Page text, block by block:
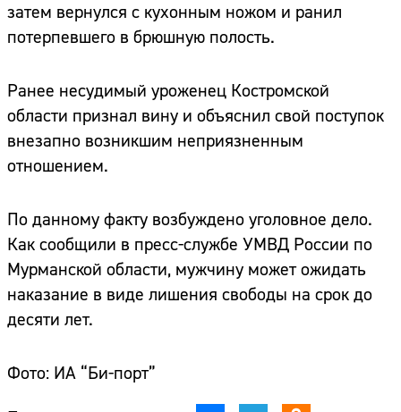
затем вернулся с кухонным ножом и ранил
потерпевшего в брюшную полость.
Ранее несудимый уроженец Костромской
области признал вину и объяснил свой поступок
внезапно возникшим неприязненным
отношением.
По данному факту возбуждено уголовное дело.
Как сообщили в пресс-службе УМВД России по
Мурманской области, мужчину может ожидать
наказание в виде лишения свободы на срок до
десяти лет.
Фото: ИА “Би-порт”